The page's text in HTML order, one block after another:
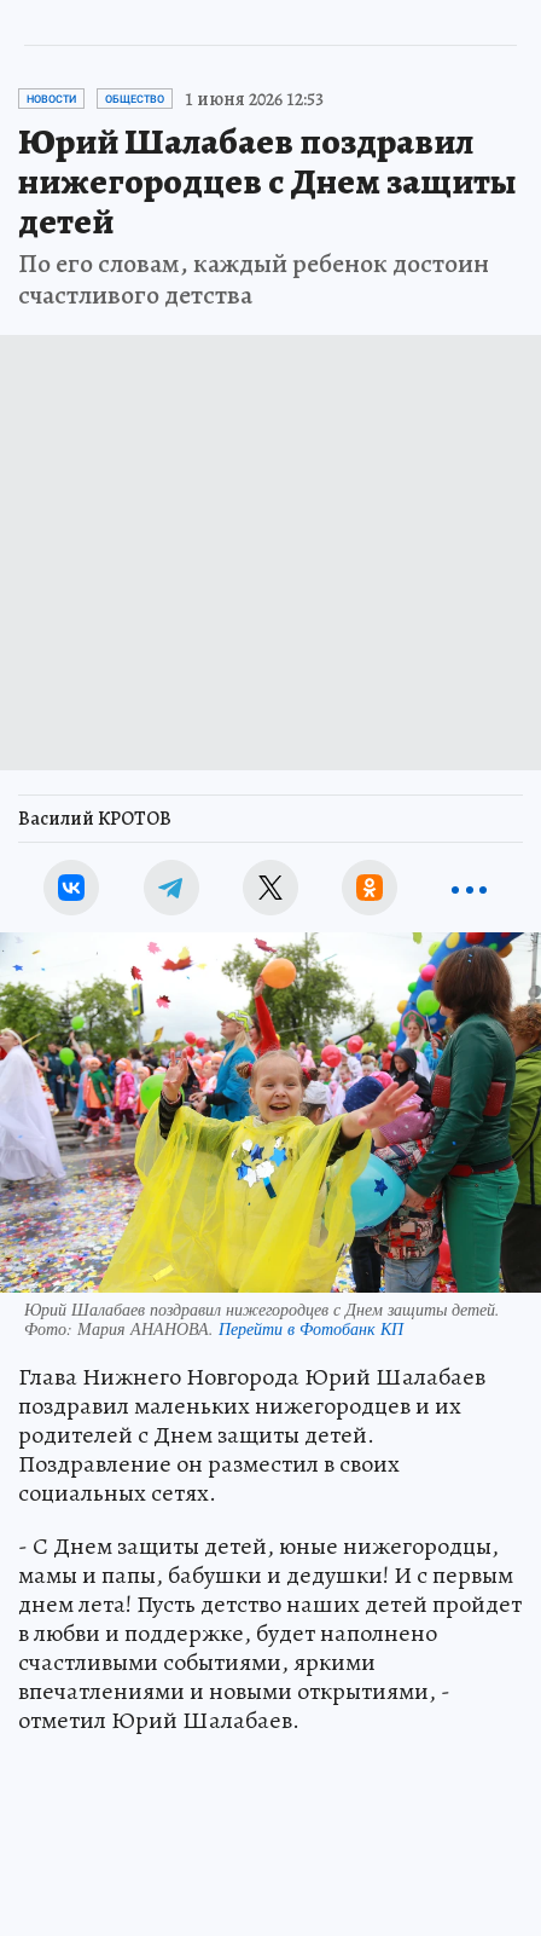
НОВОСТИ ОБЩЕСТВО 1 июня 2026 12:53
Юрий Шалабаев поздравил
нижегородцев с Днем защиты
детей
По его словам, каждый ребенок достоин
счастливого детства
Василий КРОТОВ
Юрий Шалабаев поздравил нижегородцев с Днем защиты детей.
Фото: Мария АНАНОВА. Перейти в Фотобанк КП
Глава Нижнего Новгорода Юрий Шалабаев
поздравил маленьких нижегородцев и их
родителей с Днем защиты детей.
Поздравление он разместил в своих
социальных сетях.
- С Днем защиты детей, юные нижегородцы,
мамы и папы, бабушки и дедушки! И с первым
днем лета! Пусть детство наших детей пройдет
в любви и поддержке, будет наполнено
счастливыми событиями, яркими
впечатлениями и новыми открытиями, -
отметил Юрий Шалабаев.